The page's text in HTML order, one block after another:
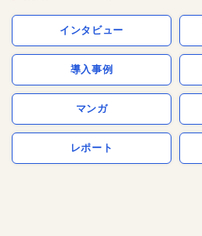
インタビュー
導入事例
マンガ
レポート